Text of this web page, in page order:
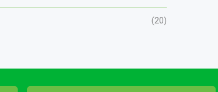
(20)